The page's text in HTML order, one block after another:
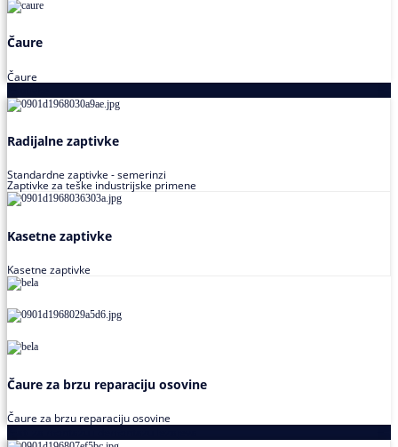
Čaure
Čaure
Radijalne zaptivke
Standardne zaptivke - semerinzi
Zaptivke za teške industrijske primene
Kasetne zaptivke
Kasetne zaptivke
Čaure za brzu reparaciju osovine
Čaure za brzu reparaciju osovine